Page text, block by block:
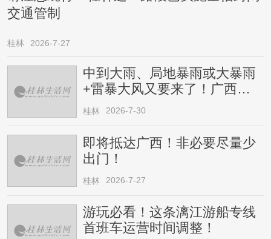
交通管制
桂林 2026-7-27
中到大雨、局地暴雨或大暴雨
+雷暴大风又要来了！广西人
请注意
桂林 2026-7-30
即将抵达广西！非必要尽量少
出门！
桂林 2026-7-27
游玩必看！这条漓江游船专线
首班车运营时间调整！